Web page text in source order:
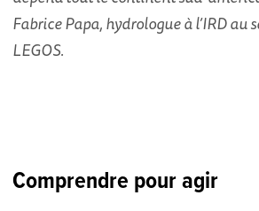
Fabrice Papa, hydrologue à l’IRD au
LEGOS.
Comprendre pour agir